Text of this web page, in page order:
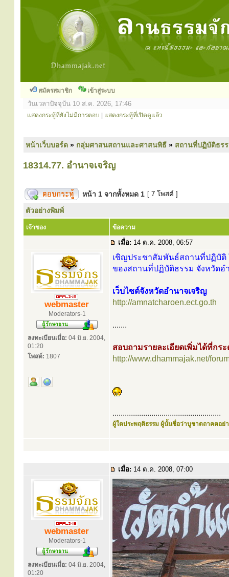
สมัครสมาชิก เข้าสู่ระบบ
วันเวลาปัจจุบัน 10 ส.ค. 2026, 17:46
แสดงกระทู้ที่ยังไม่มีการตอบ แสดงกระทู้ที่เปิดดูแล้ว
หน้าเว็บบอร์ด » กลุ่มศาสนสถานและศาสนพิธี » สถานที่ปฏิบัติธร
18314.77. อำนาจเจริญ
หน้า 1 จากทั้งหมด 1 [ 7 โพสต์ ]
ตัวอย่างพิมพ์
เจ้าของ ข้อความ
เมื่อ: 14 ต.ค. 2008, 06:57
webmaster
Moderators-1
ลงทะเบียนเมื่อ: 04 มิ.ย. 2004,
01:20
โพสต์: 1807
เชิญประชาสัมพันธ์สถานที่ปฏิบัติ
ของสถานที่ปฏิบัติธรรม จังหวัดอ
เว็บไซต์จังหวัดอำนาจเจริญ
http://amnatcharoen.ect.go.th
.......
สอบถามรายละเอียดเพิ่มได้ที่กร
http://www.dhammajak.net/
.....................................................
ผู้ใดประพฤติธรรม ผู้นั้นชื่อว่าบูชาตถาคตอย่า
เมื่อ: 14 ต.ค. 2008, 07:00
webmaster
Moderators-1
ลงทะเบียนเมื่อ: 04 มิ.ย. 2004,
01:20